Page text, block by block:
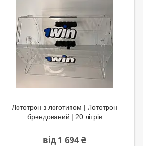
Лототрон з логотипом | Лототрон
брендований | 20 літрів
від 1 694 ₴